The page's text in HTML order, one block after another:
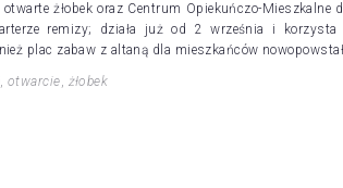
żłobek oraz Centrum Opiekuńczo-Mieszkalne
remizy; działa już od 2 września i
plac zabaw z altaną dla mieszkańców
,otwarcie, żłobek